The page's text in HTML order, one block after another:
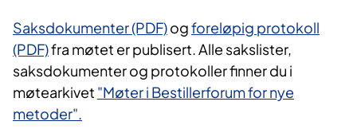
Saksdokumenter (PDF)ogforeløpig protokoll
(PDF)fra møtet er publisert. Alle sakslister,
saksdokumenter og protokoller finner du i
møtearkivet "Møter i Bestillerforum for nye
metoder".